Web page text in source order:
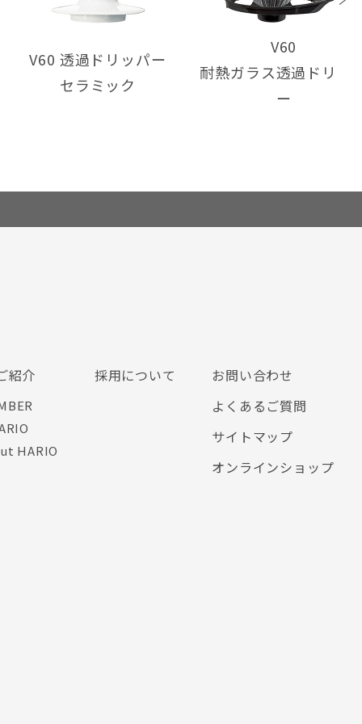
V60 透過ドリッパー
セラミック
V60
耐熱ガラス透過ドリッ
ー
紹介
HARIO
採用について
お問い合わせ
よくあるご質問
サイトマップ
オンラインショップ